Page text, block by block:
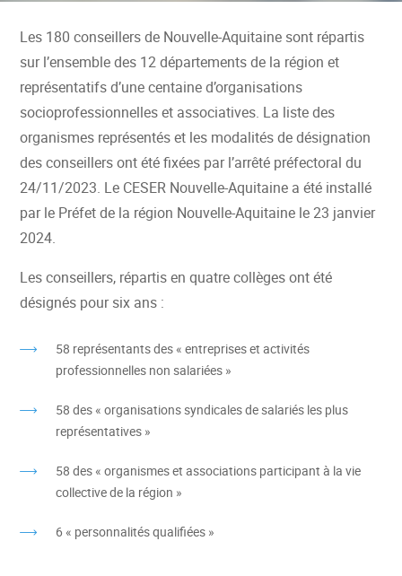
Les 180 conseillers de Nouvelle-Aquitaine sont répartis
sur l’ensemble des 12 départements de la région et
représentatifs d’une centaine d’organisations
socioprofessionnelles et associatives. La liste des
organismes représentés et les modalités de désignation
des conseillers ont été fixées par l’arrêté préfectoral du
24/11/2023. Le CESER Nouvelle-Aquitaine a été installé
par le Préfet de la région Nouvelle-Aquitaine le 23 janvier
2024.
Les conseillers, répartis en quatre collèges ont été
désignés pour six ans :
58 représentants des « entreprises et activités
professionnelles non salariées »
58 des « organisations syndicales de salariés les plus
représentatives »
58 des « organismes et associations participant à la vie
collective de la région »
6 « personnalités qualifiées »